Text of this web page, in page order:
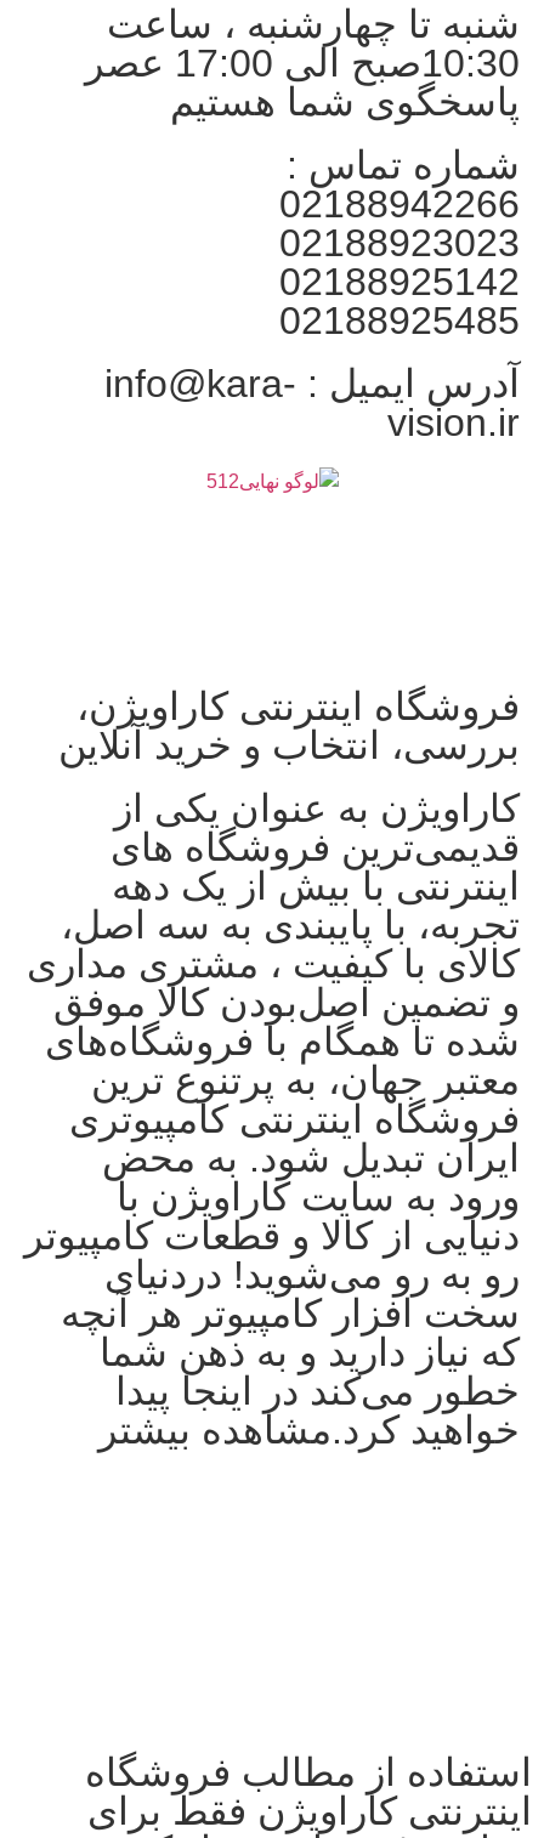
شنبه تا چهارشنبه ، ساعت
10:30صبح الی 17:00 عصر
پاسخگوی شما هستیم
شماره تماس :
02188942266
02188923023
02188925142
02188925485
آدرس ایمیل : info@kara-
vision.ir
فروشگاه اینترنتی کاراویژن،
بررسی، انتخاب و خرید آنلاین
کاراویژن به عنوان یکی از
قدیمی‌ترین فروشگاه های
اینترنتی با بیش از یک دهه
تجربه، با پایبندی به سه اصل،
کالای با کیفیت ، مشتری مداری
و تضمین اصل‌بودن کالا موفق
شده تا همگام با فروشگاه‌های
معتبر جهان، به پرتنوع ترین
فروشگاه اینترنتی کامپیوتری
ایران تبدیل شود. به محض
ورود به سایت کاراویژن با
دنیایی از کالا و قطعات کامپیوتر
رو به رو می‌شوید! دردنیای
سخت افزار کامپیوتر هر آنچه
که نیاز دارید و به ذهن شما
خطور می‌کند در اینجا پیدا
خواهید کرد.مشاهده بیشتر
استفاده از مطالب فروشگاه
اینترنتی کاراویژن فقط برای